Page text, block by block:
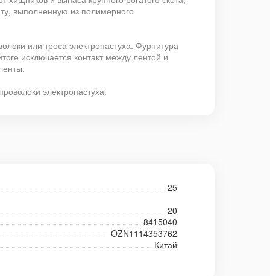
выполненную из полимерного
или троса электропастуха. Фурнитура
исключается контакт между лентой и
электропастуха.
25
20
8415040
OZN1114353762
Китай